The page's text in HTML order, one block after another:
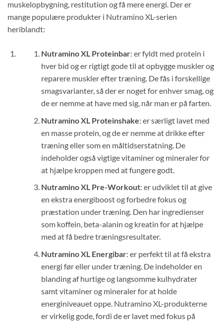
muskelopbygning, restitution og få mere energi. Der er
mange populære produkter i Nutramino XL-serien
heriblandt:
Nutramino XL Proteinbar: er fyldt med protein i
hver bid og er rigtigt gode til at opbygge muskler og
reparere muskler efter træning. De fås i forskellige
smagsvarianter, så der er noget for enhver smag, og
de er nemme at have med sig, når man er på farten.
Nutramino XL Proteinshake: er særligt lavet med
en masse protein, og de er nemme at drikke efter
træning eller som en måltidserstatning. De
indeholder også vigtige vitaminer og mineraler for
at hjælpe kroppen med at fungere godt.
Nutramino XL Pre-Workout: er udviklet til at give
en ekstra energiboost og forbedre fokus og
præstation under træning. Den har ingredienser
som koffein, beta-alanin og kreatin for at hjælpe
med at få bedre træningsresultater.
Nutramino XL Energibar: er perfekt til at få ekstra
energi før eller under træning. De indeholder en
blanding af hurtige og langsomme kulhydrater
samt vitaminer og mineraler for at holde
energiniveauet oppe. Nutramino XL-produkterne
er virkelig gode, fordi de er lavet med fokus på